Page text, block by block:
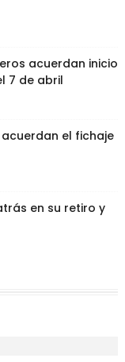
acuerdan inicio
7 de abril
acuerdan el fichaje
en su retiro y